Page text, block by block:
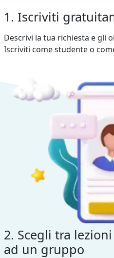
1. Iscriviti
Descrivi la tua richiesta e gli
Iscriviti come studente o
2. Scegli tra
ad un gruppo